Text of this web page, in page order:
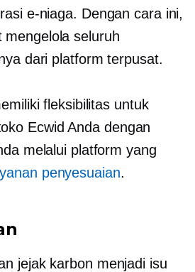
e-niaga. Dengan cara ini,
mengelola seluruh
dari platform terpusat.
fleksibilitas untuk
Ecwid Anda dengan
melalui platform yang
penyesuaian.
jejak karbon menjadi isu